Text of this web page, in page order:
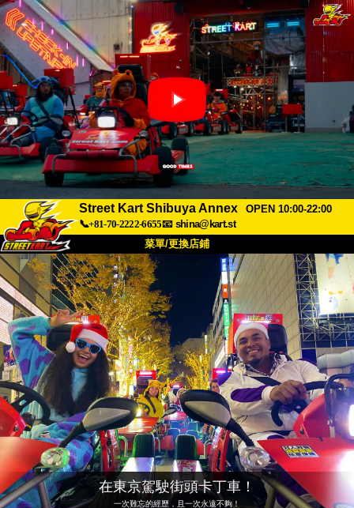
Street Kart Shibuya Annex
OPEN 10:00-22:00
📞+81-70-2222-6655📧 shina@kart.st
菜單/更換店鋪
關於我們 規格 價格
交通資訊 顧客評價 常見問題
公司 預訂
更換店鋪
東京 品川 #1 東京 秋葉原 #1
東京 秋葉原 #2 東京 澀谷
東京 澀谷分店 東京灣
東京 淺草 大阪
在東京駕駛街頭卡丁車！
一次難忘的經歷，且一次永遠不夠！